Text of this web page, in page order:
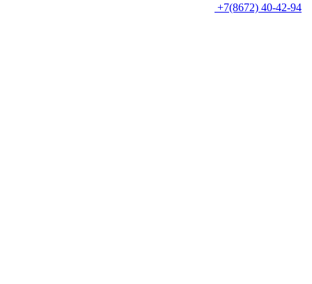
+7(8672) 40-42-94